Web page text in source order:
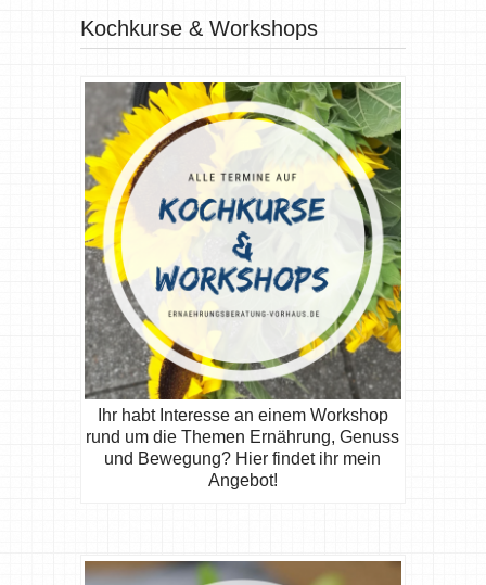
Kochkurse & Workshops
Ihr habt Interesse an einem Workshop
rund um die Themen Ernährung, Genuss
und Bewegung? Hier findet ihr mein
Angebot!